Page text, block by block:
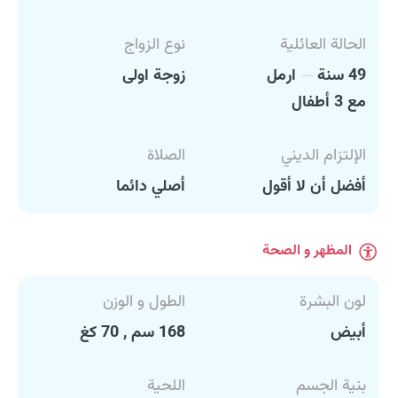
الحالة العائلية
49 سنة
ارمل
مع 3 أطفال
نوع الزواج
زوجة اولى
الإلتزام الديني
أفضل أن لا أقول
الصلاة
أصلي دائما
المظهر و الصحة
لون البشرة
أبيض
الطول و الوزن
168 سم , 70 كغ
بنية الجسم
اللحية